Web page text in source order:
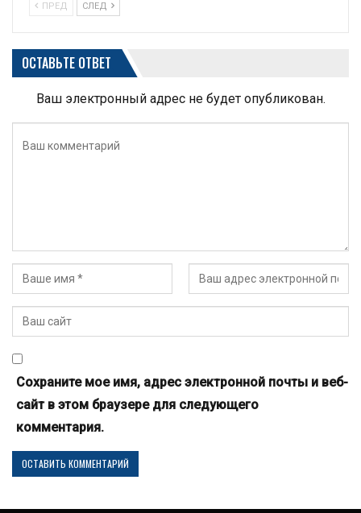
ПРЕД СЛЕД
ОСТАВЬТЕ ОТВЕТ
Ваш электронный адрес не будет опубликован.
Сохраните мое имя, адрес электронной почты и веб-
сайт в этом браузере для следующего
комментария.